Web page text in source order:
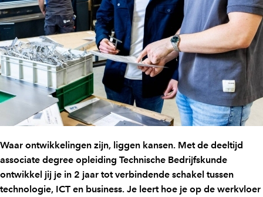
Waar ontwikkelingen zijn, liggen kansen. Met de deeltijd
associate degree opleiding Technische Bedrijfskunde
ontwikkel jij je in 2 jaar tot verbindende schakel tussen
technologie, ICT en business. Je leert hoe je op de werkvloer